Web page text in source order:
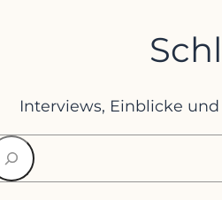
Interviews, Einblicke